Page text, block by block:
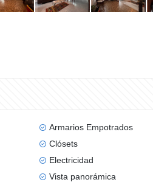
Armarios Empotrados
Clósets
Electricidad
Vista panorámica